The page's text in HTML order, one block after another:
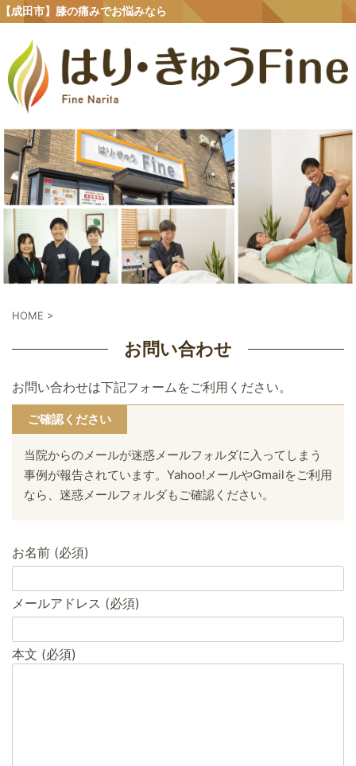
【成田市】膝の痛みでお悩みなら
HOME >
お問い合わせ
お問い合わせは下記フォームをご利用ください。
ご確認ください
当院からのメールが迷惑メールフォルダに入ってしまう
事例が報告されています。Yahoo!メールやGmailをご利用
なら、迷惑メールフォルダもご確認ください。
お名前 (必須)
メールアドレス (必須)
本文 (必須)